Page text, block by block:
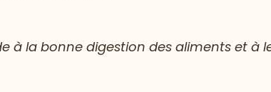
à la bonne digestion des aliments et à